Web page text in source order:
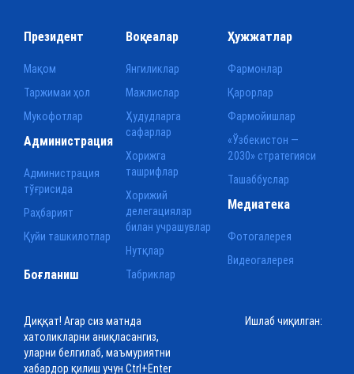
Президент
Мақом
Таржимаи ҳол
Мукофотлар
Воқеалар
Янгиликлар
Мажлислар
Ҳудудларга
сафарлар
Хорижга
ташрифлар
Хорижий
делегациялар
билан учрашувлар
Нутқлар
Табриклар
Ҳужжатлар
Фармонлар
Қарорлар
Фармойишлар
«Ўзбекистон —
2030» стратегияси
Ташаббуслар
Администрация
Администрация
тўғрисида
Раҳбарият
Қуйи ташкилотлар
Медиатека
Фотогалерея
Видеогалерея
Боғланиш
Диққат! Агар сиз матнда
хатоликларни аниқласангиз,
уларни белгилаб, маъмуриятни
хабардор қилиш учун Ctrl+Enter
Ишлаб чиқилган: